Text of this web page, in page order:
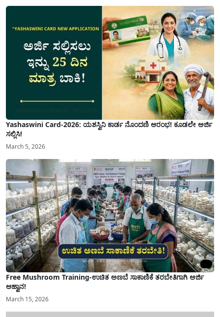
Yashaswini Card-2026: ಯಶಸ್ವಿನಿ ಕಾರ್ಡ ನೊಂದಣಿ ಆರಂಭ! ಕೂಡಲೇ ಅರ್ಜಿ
ಸಲ್ಲಿಸಿ!
March 5, 2026
Free Mushroom Training-ಉಚಿತ ಅಣಬೆ ಸಾಕಾಣಿಕೆ ತರಬೇತಿಗಾಗಿ ಅರ್ಜಿ
ಆಹ್ವಾನ!
March 15, 2026